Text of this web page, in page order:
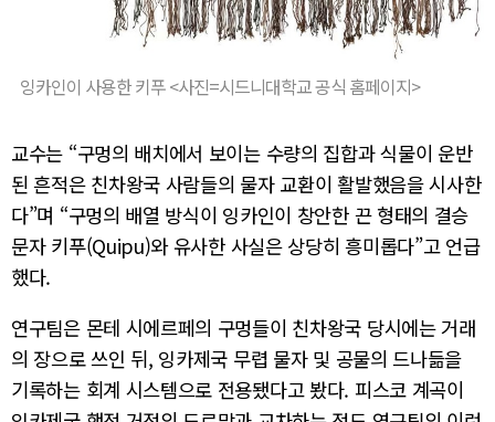
잉카인이 사용한 키푸 <사진=시드니대학교 공식 홈페이지>
교수는 “구멍의 배치에서 보이는 수량의 집합과 식물이 운반
된 흔적은 친차왕국 사람들의 물자 교환이 활발했음을 시사한
다”며 “구멍의 배열 방식이 잉카인이 창안한 끈 형태의 결승
문자 키푸(Quipu)와 유사한 사실은 상당히 흥미롭다”고 언급
했다.
연구팀은 몬테 시에르페의 구멍들이 친차왕국 당시에는 거래
의 장으로 쓰인 뒤, 잉카제국 무렵 물자 및 공물의 드나듦을
기록하는 회계 시스템으로 전용됐다고 봤다. 피스코 계곡이